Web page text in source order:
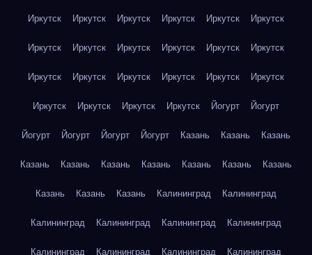
Иркутск Иркутск Иркутск Иркутск Иркутск Иркутск
Иркутск Иркутск Иркутск Иркутск Иркутск Иркутск
Иркутск Иркутск Иркутск Иркутск Иркутск Иркутск
Иркутск Иркутск Иркутск Иркутск Йогурт Йогурт
Йогурт Йогурт Йогурт Йогурт Казань Казань Казань
Казань Казань Казань Казань Казань Казань Казань
Казань Казань Казань Калининград Калининград
Калининград Калининград Калининград Калининград
Калининград Калининград Калининград Калининград